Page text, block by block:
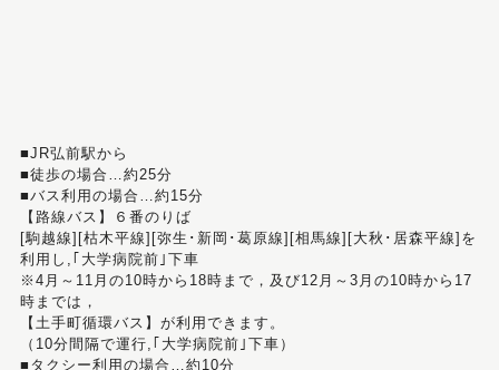
■JR弘前駅から
■徒歩の場合…約25分
■バス利用の場合…約15分
【路線バス】６番のりば
[駒越線][枯木平線][弥生･新岡･葛原線][相馬線][大秋･居森平線]を
利用し,｢大学病院前｣下車
※4月～11月の10時から18時まで，及び12月～3月の10時から17
時までは，
【土手町循環バス】が利用できます。
（10分間隔で運行,｢大学病院前｣下車）
■タクシー利用の場合…約10分